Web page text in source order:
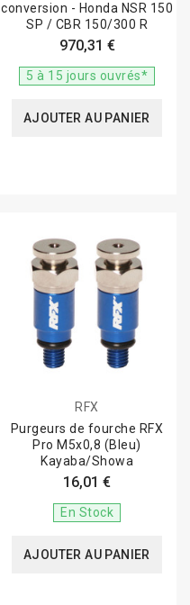
conversion - Honda NSR 150
SP / CBR 150/300 R
970,31 €
5 à 15 jours ouvrés*
AJOUTER AU PANIER
RFX
Purgeurs de fourche RFX
Pro M5x0,8 (Bleu)
Kayaba/Showa
16,01 €
En Stock
AJOUTER AU PANIER